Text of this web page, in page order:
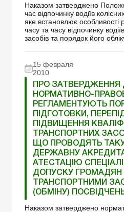
Наказом затверджено
час відпочинку водіїв
яке встановлює особливості
часу та часу відпочинку
засобів та порядок його
15 февраля
2010
ПРО ЗАТВЕРДЖЕННЯ
НОРМАТИВНО-
РЕГЛАМЕНТУЮТЬ
ПІДГОТОВКИ,
ПІДВИЩЕННЯ
ТРАНСПОРТНИХ
ЩО ПРОВОДЯТЬ ТАКУ
ДЕРЖАВНУ
АТЕСТАЦІЮ
ДОПУСКУ ГРОМАДЯН
ТРАНСПОРТНИМИ
(ОБМІНУ)
Наказом затверджено